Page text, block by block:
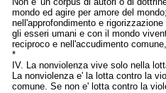
mondo ed agire per amore del
nell'approfondimento e
gli esseri umani e con il mondo
reciproco e nell'accudimento
*
IV. La nonviolenza vive solo nella
La nonviolenza e' la lotta contro la
comune. Se non e' lotta contro la